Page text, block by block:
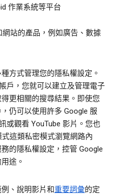
作業系統等平台
站的產品，例如廣告、數據
方式管理您的隱私權設定。
戶，您就可以建立及管理電子
更相關的搜尋結果。即使您
仍可以使用許多 Google 服
或觀看 YouTube 影片。您也
這類私密模式瀏覽網路內
的隱私權設定，控管 Google
途。
、說明影片和重要詞彙的定